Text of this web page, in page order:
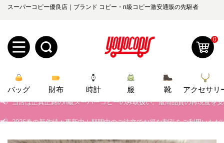
スーパーコピー優良店｜ブランド コピー・n級コピー激安通販の先駆者
規
ロ
0
バッグ 財布 時計 服 靴 アクセサリ
当店は正真正銘のn級スーパーコピーのみ取扱い。最高品質の再現度を
📢 2026春の新作続々更新中！期間中のご注文でお得な割引をご利用いただ